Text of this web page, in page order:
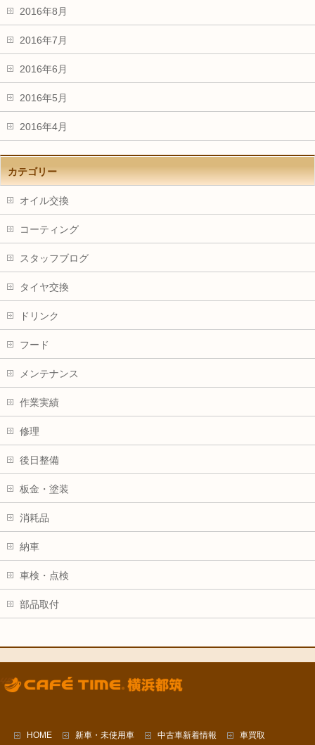
2016年8月
2016年7月
2016年6月
2016年5月
2016年4月
カテゴリー
オイル交換
コーティング
スタッフブログ
タイヤ交換
ドリンク
フード
メンテナンス
作業実績
修理
後日整備
板金・塗装
消耗品
納車
車検・点検
部品取付
HOME 新車・未使用車 中古車新着情報 車買取